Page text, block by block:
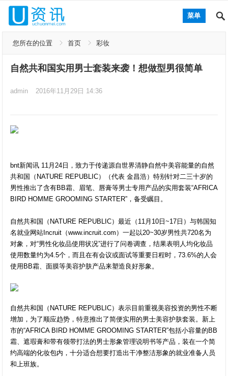
菜单
您所在的位置 首页 彩妆
自然共和国实用男士套装来袭！想做型男很简单
admin 2016年11月29日 14:36
bnt新闻讯 11月24日，致力于传递源自世界清静自然中美容能量的自然
共和国（NATURE REPUBLIC）（代表 金昌浩）特别针对二三十岁的
男性推出了含有BB霜、眉笔、唇膏等男士专用产品的实用套装“AFRICA
BIRD HOMME GROOMING STARTER”，备受瞩目。
自然共和国（NATURE REPUBLIC）最近（11月10日~17日）与韩国知
名就业网站Incruit（www.incruit.com）一起以20~30岁男性共720名为
对象，对“男性化妆品使用状况”进行了问卷调查，结果表明人均化妆品
使用数量约为4.5个，而且在有会议或面试等重要日程时，73.6%的人会
使用BB霜、面膜等美容护肤产品来塑造良好形象。
自然共和国（NATURE REPUBLIC）表示目前重视美容投资的男性不断
增加，为了顺应趋势，特意推出了简便实用的男士美容护肤套装。新上
市的“AFRICA BIRD HOMME GROOMING STARTER”包括小容量的BB
霜、遮瑕膏和带有领带打法的男士形象管理说明书等产品，装在一个简
约高端的化妆包内，十分适合想要打造出干净整洁形象的就业准备人员
和上班族。